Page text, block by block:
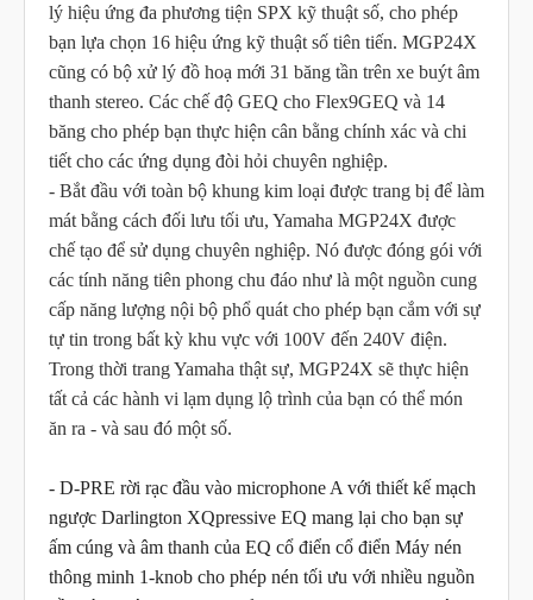
lý hiệu ứng đa phương tiện SPX kỹ thuật số, cho phép
bạn lựa chọn 16 hiệu ứng kỹ thuật số tiên tiến. MGP24X
cũng có bộ xử lý đồ hoạ mới 31 băng tần trên xe buýt âm
thanh stereo. Các chế độ GEQ cho Flex9GEQ và 14
băng cho phép bạn thực hiện cân bằng chính xác và chi
tiết cho các ứng dụng đòi hỏi chuyên nghiệp.
- Bắt đầu với toàn bộ khung kim loại được trang bị để làm
mát bằng cách đối lưu tối ưu, Yamaha MGP24X được
chế tạo để sử dụng chuyên nghiệp. Nó được đóng gói với
các tính năng tiên phong chu đáo như là một nguồn cung
cấp năng lượng nội bộ phổ quát cho phép bạn cắm với sự
tự tin trong bất kỳ khu vực với 100V đến 240V điện.
Trong thời trang Yamaha thật sự, MGP24X sẽ thực hiện
tất cả các hành vi lạm dụng lộ trình của bạn có thể món
ăn ra - và sau đó một số.
- D-PRE rời rạc đầu vào microphone A với thiết kế mạch
ngược Darlington XQpressive EQ mang lại cho bạn sự
ấm cúng và âm thanh của EQ cổ điển cổ điển Máy nén
thông minh 1-knob cho phép nén tối ưu với nhiều nguồn